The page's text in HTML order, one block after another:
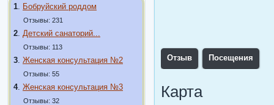
1 Бобруйский роддом
Отзывы: 231
2 Детский санаторий...
Отзывы: 113
3 Женская консультация №2
Отзывы: 55
4. Женская консультация №3
Отзывы: 32
Отзыв Посещения
Карта